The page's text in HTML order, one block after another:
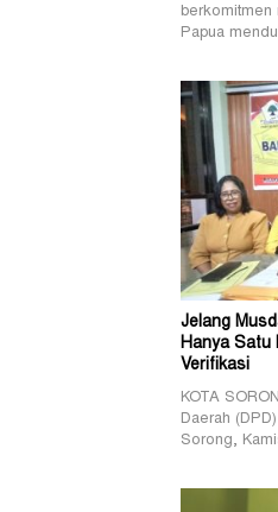
berkomitmen
Papua
Jelang
Hanya Satu
Verifikasi
KOTA
Daerah
Sorong,